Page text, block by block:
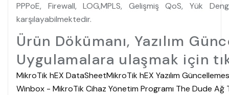
PPPoE, Firewall, LOG,MPLS, Gelişmiş QoS, Yük
karşılayabilmektedir.
Ürün Dökümanı, Yazılım
Uygulamalara ulaşmak için
MikroTik hEX DataSheetMikroTik hEX Yazılım
Winbox - MikroTik Cihaz Yönetim Programı The Dude Ağ